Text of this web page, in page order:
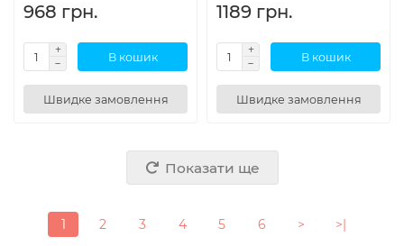
968 грн.
В кошик
Швидке замовлення
1189 грн.
В кошик
Швидке замовлення
Показати ще
1 2 3 4 5 6 > >|